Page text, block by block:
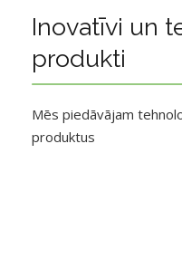
Inovatīvi un
produkti
Mēs piedāvājam
produktus